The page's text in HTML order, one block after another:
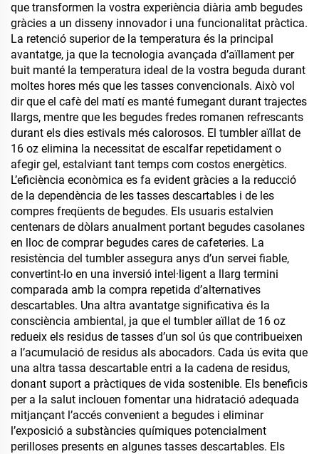
que transformen la vostra experiència diària amb begudes
gràcies a un disseny innovador i una funcionalitat pràctica.
La retenció superior de la temperatura és la principal
avantatge, ja que la tecnologia avançada d’aïllament per
buit manté la temperatura ideal de la vostra beguda durant
moltes hores més que les tasses convencionals. Això vol
dir que el cafè del matí es manté fumegant durant trajectes
llargs, mentre que les begudes fredes romanen refrescants
durant els dies estivals més calorosos. El tumbler aïllat de
16 oz elimina la necessitat de escalfar repetidament o
afegir gel, estalviant tant temps com costos energètics.
L’eficiència econòmica es fa evident gràcies a la reducció
de la dependència de les tasses descartables i de les
compres freqüents de begudes. Els usuaris estalvien
centenars de dòlars anualment portant begudes casolanes
en lloc de comprar begudes cares de cafeteries. La
resistència del tumbler assegura anys d’un servei fiable,
convertint-lo en una inversió intel·ligent a llarg termini
comparada amb la compra repetida d’alternatives
descartables. Una altra avantatge significativa és la
consciència ambiental, ja que el tumbler aïllat de 16 oz
redueix els residus de tasses d’un sol ús que contribueixen
a l’acumulació de residus als abocadors. Cada ús evita que
una altra tassa descartable entri a la cadena de residus,
donant suport a pràctiques de vida sostenible. Els beneficis
per a la salut inclouen fomentar una hidratació adequada
mitjançant l’accés convenient a begudes i eliminar
l’exposició a substàncies químiques potencialment
perilloses presents en algunes tasses descartables. Els